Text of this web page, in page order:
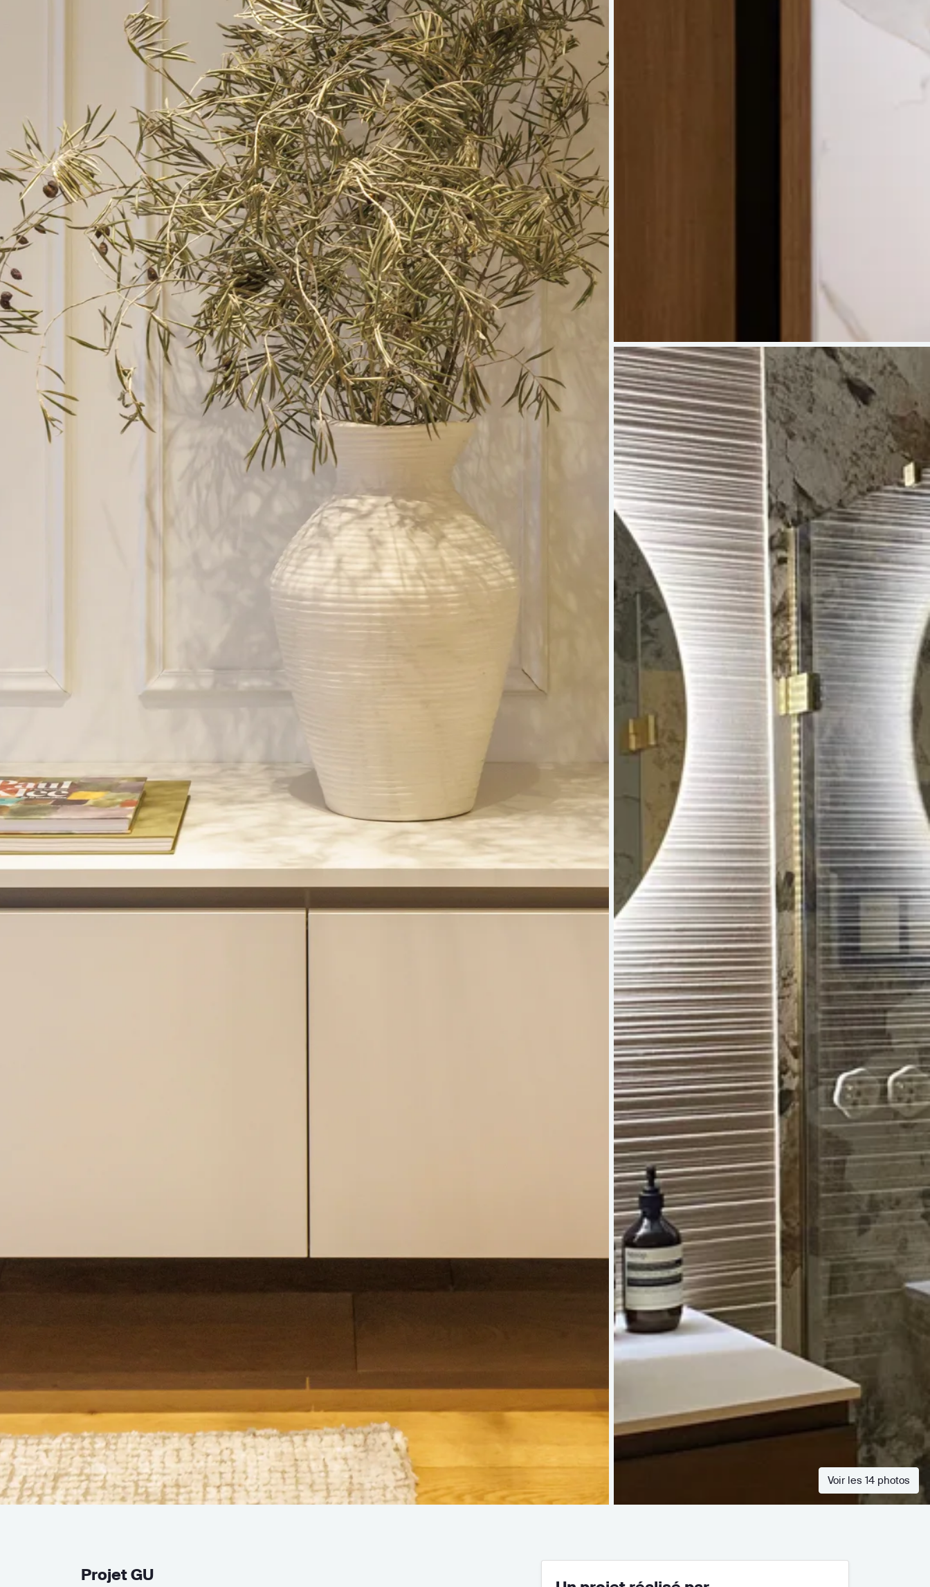
Voir les 14 photos
Projet GU